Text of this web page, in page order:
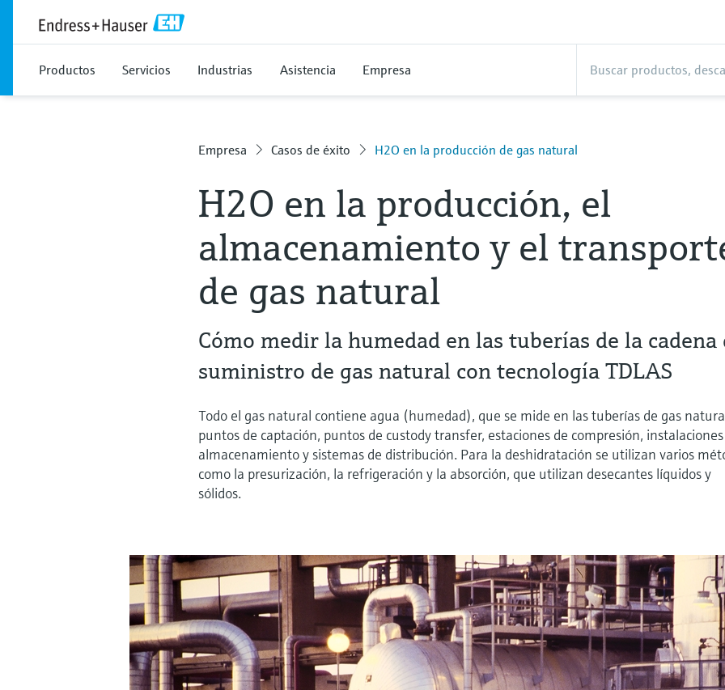
Productos Servicios Industrias Asistencia Empresa
Empresa Casos de éxito H2O en la producción de gas natural
H2O en la producción, el
almacenamiento y el
de gas natural
Cómo medir la humedad en las tuberías de la cadena
suministro de gas natural con tecnología TDLAS
Todo el gas natural contiene agua (humedad), que se mide en las tuberías de gas
puntos de captación, puntos de custody transfer, estaciones de compresión,
almacenamiento y sistemas de distribución. Para la deshidratación se utilizan varios
como la presurización, la refrigeración y la absorción, que utilizan desecantes líquidos y
sólidos.